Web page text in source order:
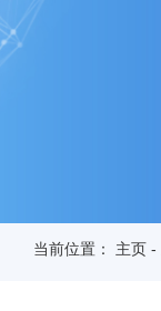
当前位置： 主页 -